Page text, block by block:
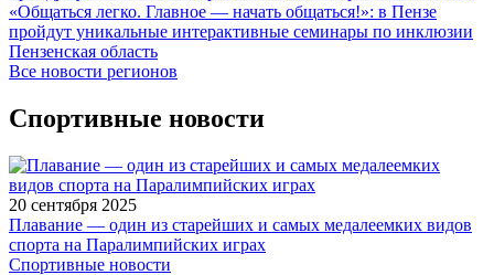
«Общаться легко. Главное — начать общаться!»: в Пензе
пройдут уникальные интерактивные семинары по инклюзии
Пензенская область
Все новости регионов
Спортивные новости
20 сентября 2025
Плавание — один из старейших и самых медалеемких видов
спорта на Паралимпийских играх
Спортивные новости